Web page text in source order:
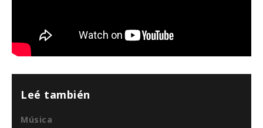
Leé también
Música